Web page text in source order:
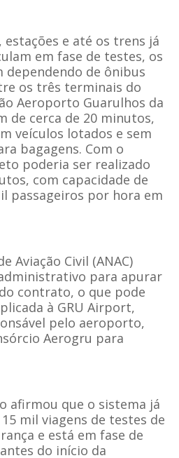
e até os trens já
em fase de testes, os
dependendo de ônibus
os três terminais do
Aeroporto Guarulhos da
de cerca de 20 minutos,
veículos lotados e sem
bagagens. Com o
poderia ser realizado
com capacidade de
passageiros por hora em
Aviação Civil (ANAC)
para apurar
contrato, o que pode
à GRU Airport,
pelo aeroporto,
Aerogru para
afirmou que o sistema já
mil viagens de testes de
e está em fase de
do início da